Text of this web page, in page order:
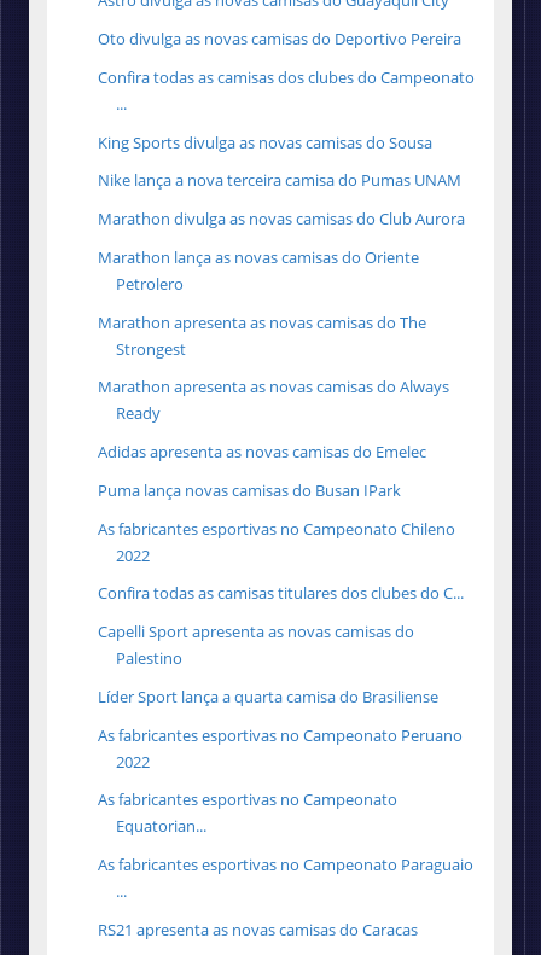
Oto divulga as novas camisas do Deportivo Pereira
Confira todas as camisas dos clubes do Campeonato
...
King Sports divulga as novas camisas do Sousa
Nike lança a nova terceira camisa do Pumas UNAM
Marathon divulga as novas camisas do Club Aurora
Marathon lança as novas camisas do Oriente
Petrolero
Marathon apresenta as novas camisas do The
Strongest
Marathon apresenta as novas camisas do Always
Ready
Adidas apresenta as novas camisas do Emelec
Puma lança novas camisas do Busan IPark
As fabricantes esportivas no Campeonato Chileno
2022
Confira todas as camisas titulares dos clubes do C...
Capelli Sport apresenta as novas camisas do
Palestino
Líder Sport lança a quarta camisa do Brasiliense
As fabricantes esportivas no Campeonato Peruano
2022
As fabricantes esportivas no Campeonato
Equatorian...
As fabricantes esportivas no Campeonato Paraguaio
...
RS21 apresenta as novas camisas do Caracas